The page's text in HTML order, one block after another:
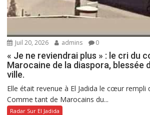
Juil 20, 2026 admins 0
« Je ne reviendrai plus » : le cri du
Marocaine de la diaspora, blessée
ville.
Elle était revenue à El Jadida le cœur rempli
Comme tant de Marocains du...
Radar Sur El Jadida